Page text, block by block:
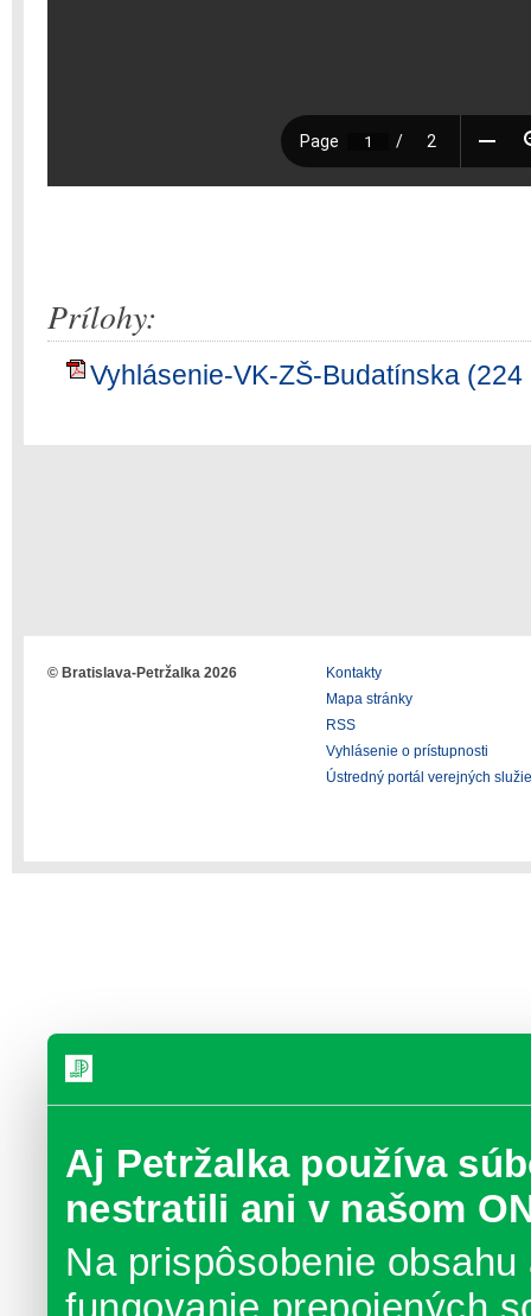
Aj Petržalka používa
nestratili ani v našom
Na prispôsobenie
Prílohy:
Vyhlásenie-VK-ZŠ-Budatínska (224
© Bratislava-Petržalka 2026
Kontakty
Mapa stránky
RSS
Vyhlásenie o prístupnosti
Ústredný portál verejných